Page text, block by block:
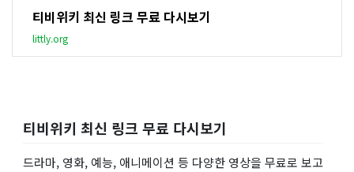
티비위키 최신 링크 무료 다시보기
littly.org
티비위키 최신 링크 무료 다시보기
드라마, 영화, 예능, 애니메이션 등 다양한 영상을 무료로 보고